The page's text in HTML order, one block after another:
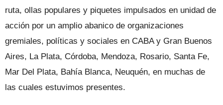
ruta, ollas populares y piquetes impulsados en unidad de
acción por un amplio abanico de organizaciones
gremiales, políticas y sociales en CABA y Gran Buenos
Aires, La Plata, Córdoba, Mendoza, Rosario, Santa Fe,
Mar Del Plata, Bahía Blanca, Neuquén, en muchas de
las cuales estuvimos presentes.